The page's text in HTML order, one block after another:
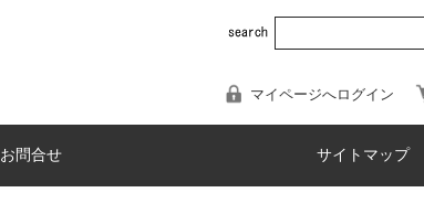
マイページへログイン
お問合せ サイトマップ